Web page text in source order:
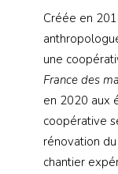
Créée en
une
France des
en 2020 aux
coopérative
rénovation
chantier